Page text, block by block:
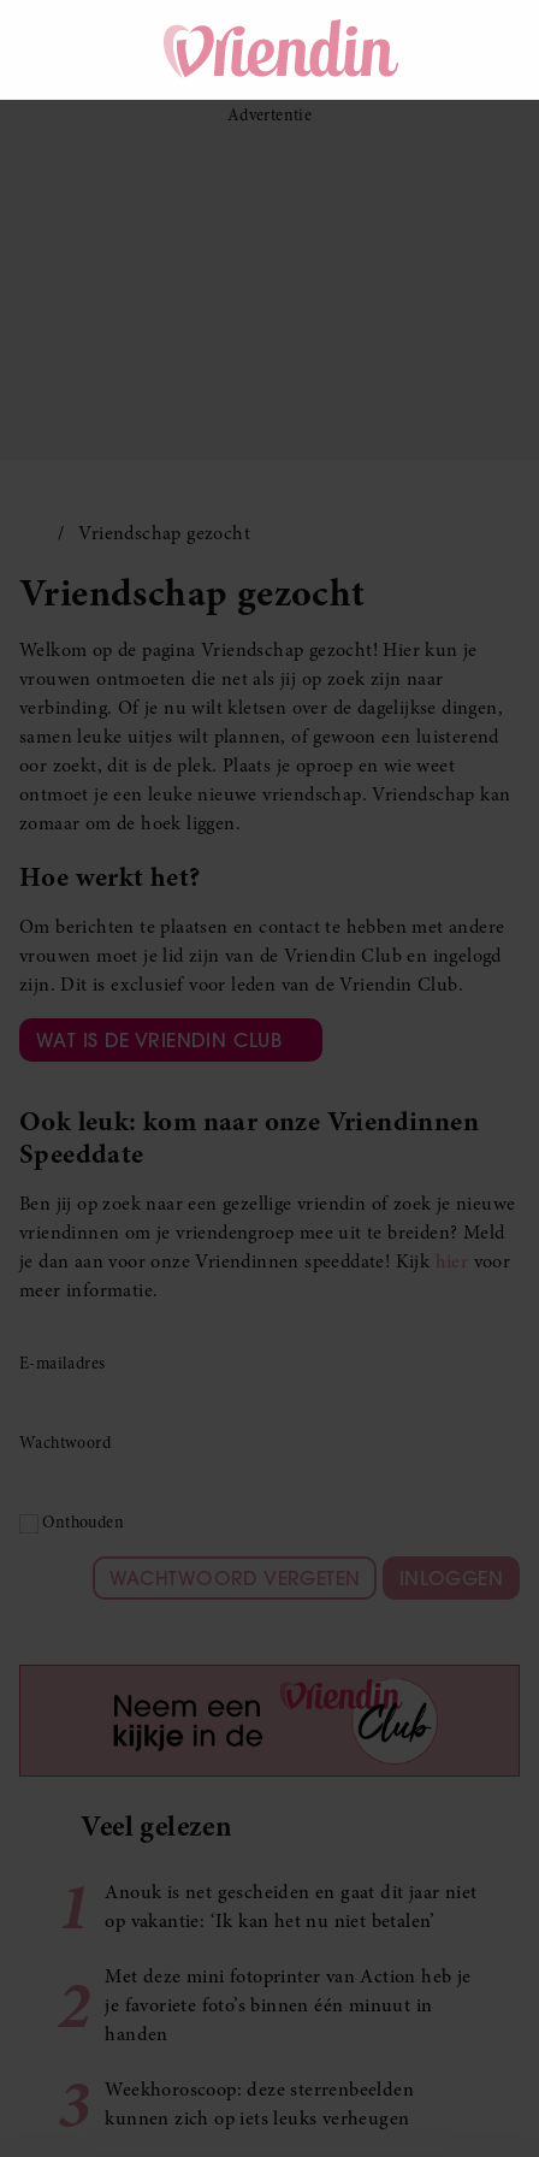
Vriendschap gezocht
Vriendschap gezocht
Welkom op de pagina Vriendschap gezocht! Hier kun je
vrouwen ontmoeten die net als jij op zoek zijn naar
verbinding. Of je nu wilt kletsen over de dagelijkse dingen,
samen leuke uitjes wilt plannen, of gewoon een luisterend
oor zoekt, dit is de plek. Plaats je oproep en wie weet
ontmoet je een leuke nieuwe vriendschap. Vriendschap kan
zomaar om de hoek liggen.
Hoe werkt het?
Om berichten te plaatsen en contact te hebben met andere
vrouwen moet je lid zijn van de Vriendin Club en ingelogd
zijn. Dit is exclusief voor leden van de Vriendin Club.
WAT IS DE VRIENDIN CLUB
Ook leuk: kom naar onze Vriendinnen
Speeddate
Ben jij op zoek naar een gezellige vriendin of zoek je nieuwe
vriendinnen om je vriendengroep mee uit te breiden? Meld
je dan aan voor onze Vriendinnen speeddate! Kijk hier voor
meer informatie.
E-mailadres
Wachtwoord
Onthouden
WACHTWOORD VERGETEN INLOGGEN
Veel gelezen
1
Anouk is net gescheiden en gaat dit jaar niet
op vakantie: ‘Ik kan het nu niet betalen’
2
Met deze mini fotoprinter van Action heb je
je favoriete foto’s binnen één minuut in
handen
3
Weekhoroscoop: deze sterrenbeelden
kunnen zich op iets leuks verheugen